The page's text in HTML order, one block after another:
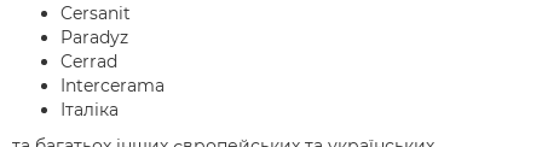
Cersanit
Paradyz
Cerrad
Intercerama
Італіка